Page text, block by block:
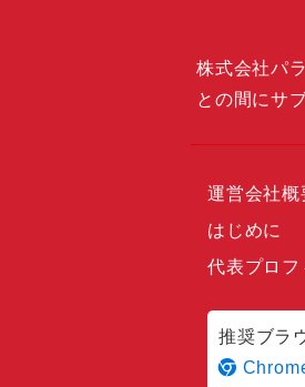
株式会社パ
との間にサ
運営会社概
はじめに
代表プロフ
推奨ブラ